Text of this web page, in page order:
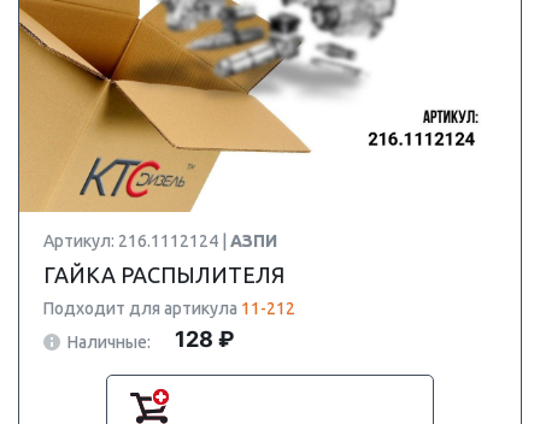
Артикул: 216.1112124 | АЗПИ
ГАЙКА РАСПЫЛИТЕЛЯ
Подходит для артикула 11-212
Наличные:
128 ₽